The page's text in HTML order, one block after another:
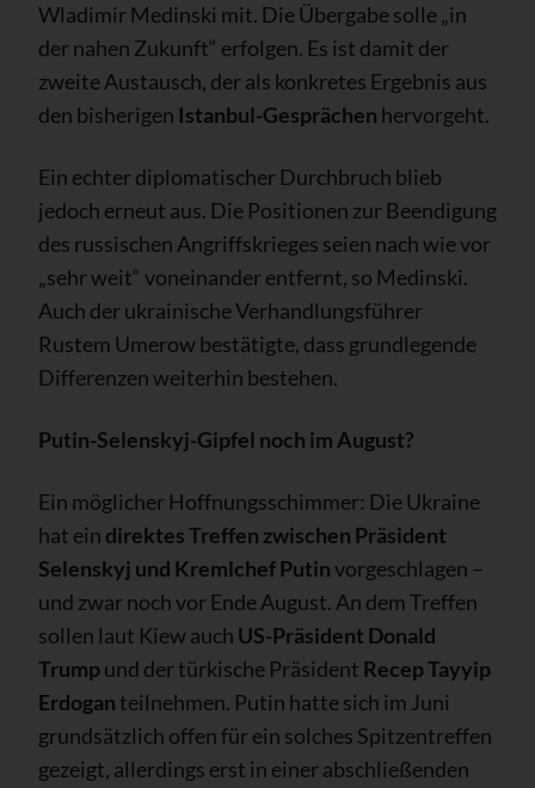
Wladimir Medinski mit. Die Übergabe solle „in
der nahen Zukunft“ erfolgen. Es ist damit der
zweite Austausch, der als konkretes Ergebnis aus
den bisherigen Istanbul-Gesprächen hervorgeht.
Ein echter diplomatischer Durchbruch blieb
jedoch erneut aus. Die Positionen zur Beendigung
des russischen Angriffskrieges seien nach wie vor
„sehr weit“ voneinander entfernt, so Medinski.
Auch der ukrainische Verhandlungsführer
Rustem Umerow bestätigte, dass grundlegende
Differenzen weiterhin bestehen.
Putin-Selenskyj-Gipfel noch im August?
Ein möglicher Hoffnungsschimmer: Die Ukraine
hat ein direktes Treffen zwischen Präsident
Selenskyj und Kremlchef Putinvorgeschlagen –
und zwar noch vor Ende August. An dem Treffen
sollen laut Kiew auch US-Präsident Donald
Trumpund der türkische Präsident Recep Tayyip
Erdogan teilnehmen. Putin hatte sich im Juni
grundsätzlich offen für ein solches Spitzentreffen
gezeigt, allerdings erst in einer abschließenden